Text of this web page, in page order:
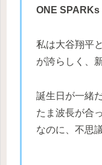
ONE SPARKs
私は大谷翔平
が誇らしく、
誕生日が一緒
たま波長が合
なのに、不思